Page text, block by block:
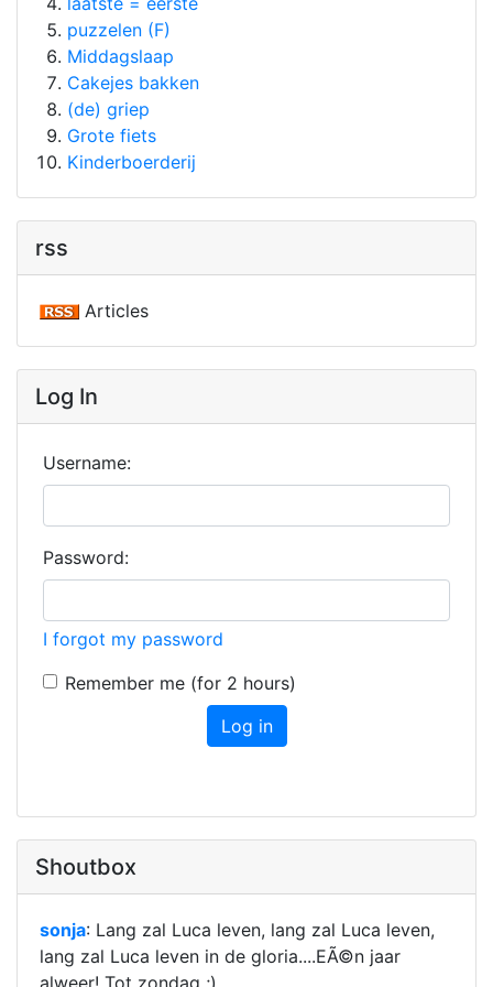
puzzelen (F)
Middagslaap
Cakejes bakken
(de) griep
Grote fiets
Kinderboerderij
rss
Articles
Log In
Username:
Password:
I forgot my password
Remember me (for 2 hours)
Log in
Shoutbox
sonja: Lang zal Luca leven, lang zal Luca leven,
lang zal Luca leven in de gloria....EÃ©n jaar
alweer! Tot zondag ;)